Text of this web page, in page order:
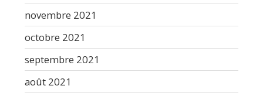
novembre 2021
octobre 2021
septembre 2021
août 2021